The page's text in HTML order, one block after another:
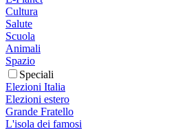
Cultura
Salute
Scuola
Animali
Spazio
Speciali
Elezioni Italia
Elezioni estero
Grande Fratello
L'isola dei famosi